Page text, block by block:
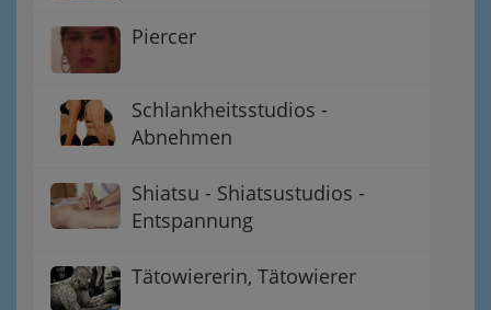
Piercer
Schlankheitsstudios -
Abnehmen
Shiatsu - Shiatsustudios -
Entspannung
Tätowiererin, Tätowierer